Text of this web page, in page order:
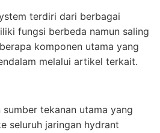
terdiri dari berbagai
fungsi berbeda namun saling
komponen utama yang
melalui artikel terkait.
tekanan utama yang
seluruh jaringan hydrant